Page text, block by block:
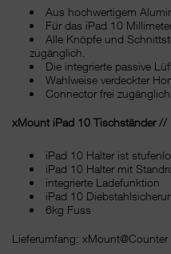
Aus hochwertigem
Für das iPad 10
Alle Knöpfe und
zugänglich.
Die integrierte passive
Wahlweise verdeckter
Connector frei zugänglich.
xMount iPad 10 Tischständer //
iPad 10 Halter ist
iPad 10 Halter mit
integrierte Ladefunktion
iPad 10
6kg Fuss
Lieferumfang: